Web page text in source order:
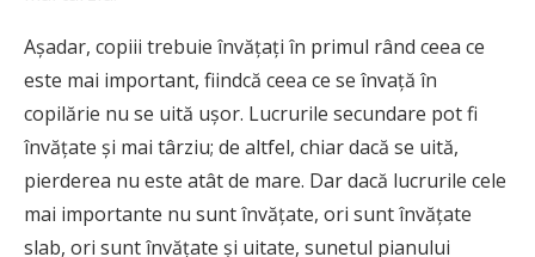
Aşadar, copiii trebuie învăţaţi în primul rând ceea ce
este mai important, fiindcă ceea ce se învaţă în
copilărie nu se uită uşor. Lucrurile secundare pot fi
învăţate şi mai târziu; de altfel, chiar dacă se uită,
pierderea nu este atât de mare. Dar dacă lucrurile cele
mai importante nu sunt învăţate, ori sunt învăţate
slab, ori sunt învăţate şi uitate, sunetul pianului